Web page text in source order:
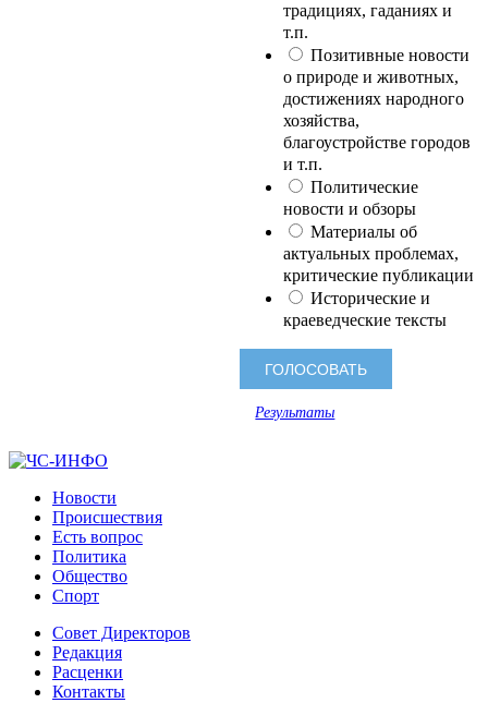
традициях, гаданиях и
т.п.
Позитивные новости
о природе и животных,
достижениях народного
хозяйства,
благоустройстве городов
и т.п.
Политические
новости и обзоры
Материалы об
актуальных проблемах,
критические публикации
Исторические и
краеведческие тексты
Результаты
Новости
Происшествия
Есть вопрос
Политика
Общество
Спорт
Совет Директоров
Редакция
Расценки
Контакты